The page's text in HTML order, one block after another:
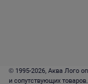
© 1995-2026, Аква Лого
и сопутствующих